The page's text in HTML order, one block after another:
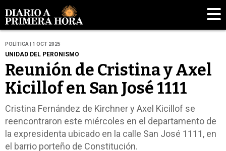
POLÍTICA | 1 OCT 2025
UNIDAD DEL PERONISMO
Reunión de Cristina y Axel
Kicillof en San José 1111
Cristina Fernández de Kirchner y Axel Kicillof se
reencontraron este miércoles en el departamento de
la expresidenta ubicado en la calle San José 1111, en
el barrio porteño de Constitución.